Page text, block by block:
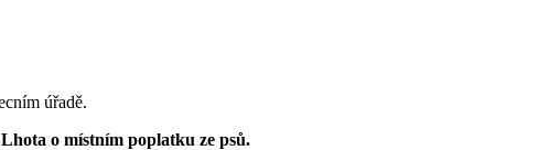
úřadě.
o místním poplatku ze psů.